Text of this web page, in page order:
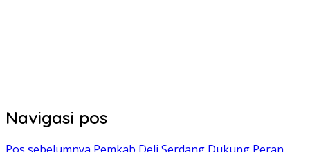
Navigasi pos